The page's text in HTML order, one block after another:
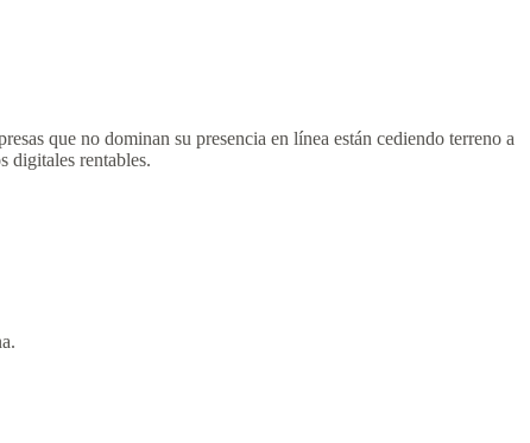
que no dominan su presencia en línea están cediendo terreno a
digitales rentables.